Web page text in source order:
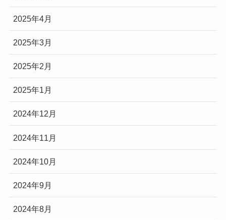
2025年4月
2025年3月
2025年2月
2025年1月
2024年12月
2024年11月
2024年10月
2024年9月
2024年8月